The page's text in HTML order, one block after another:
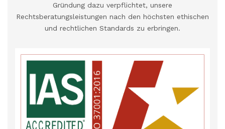
Gründung dazu verpflichtet, unsere
Rechtsberatungsleistungen nach den höchsten ethischen
und rechtlichen Standards zu erbringen.